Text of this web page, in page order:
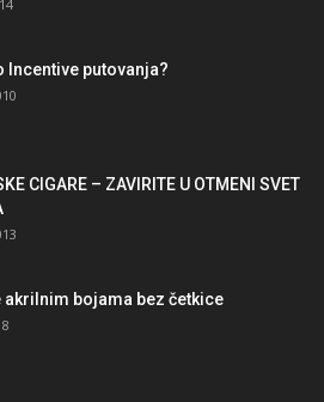
Incentive putovanja?
CIGARE – ZAVIRITE U OTMENI SVET
akrilnim bojama bez četkice